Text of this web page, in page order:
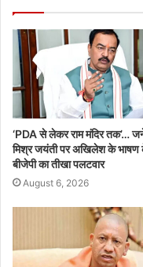
‘PDA से लेकर राम मंदिर तक’…
मिश्र जयंती पर अखिलेश के भाषण
बीजेपी का तीखा पलटवार
August 6, 2026